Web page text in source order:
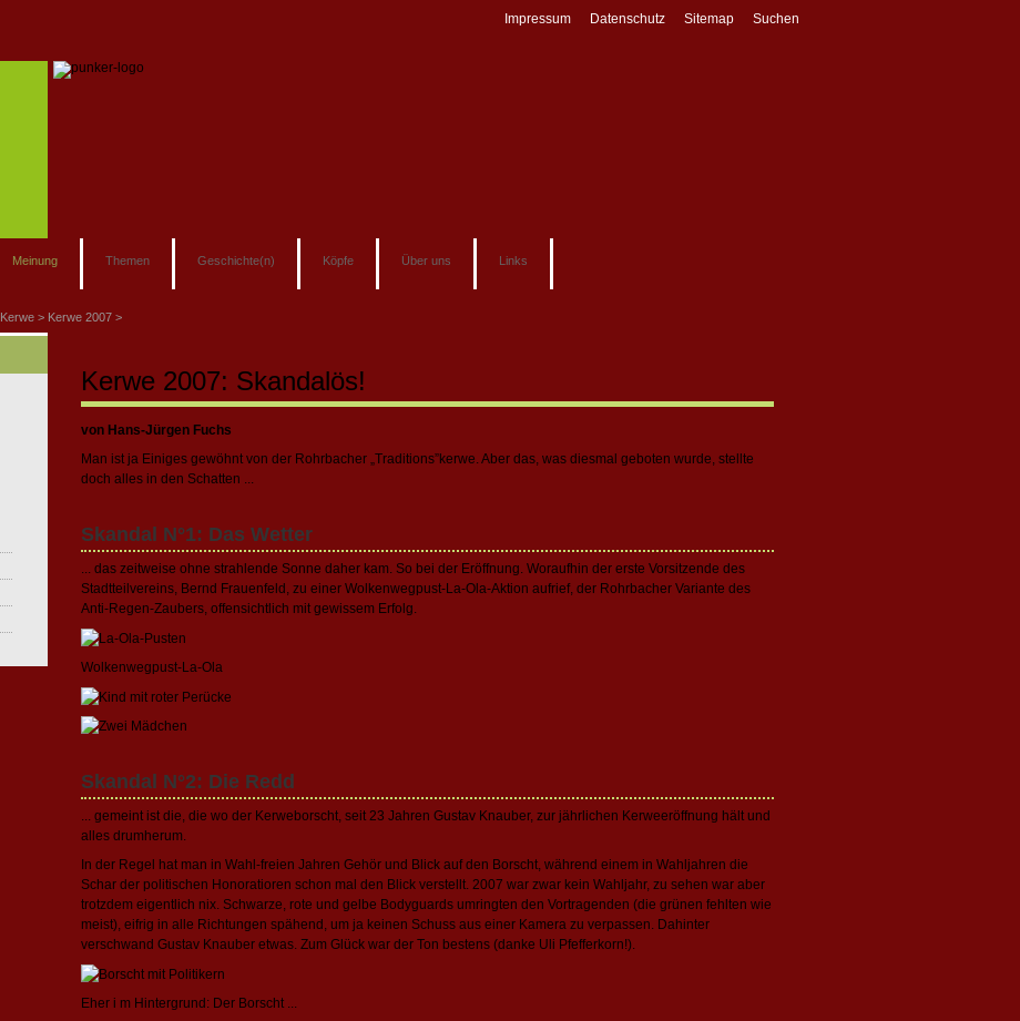
Meinung Themen Geschichte(n) Köpfe Über uns Links
Kerwe Kerwe 2007
Impressum Datenschutz Sitemap Suchen
Kerwe 2007: Skandalös!
von Hans-Jürgen Fuchs
Man ist ja Einiges gewöhnt von der Rohrbacher „Traditions”kerwe. Aber das, was diesmal geboten wurde, stellte
doch alles in den Schatten ...
Skandal N°1: Das Wetter
... das zeitweise ohne strahlende Sonne daher kam. So bei der Eröffnung. Woraufhin der erste Vorsitzende des
Stadtteilvereins, Bernd Frauenfeld, zu einer Wolkenwegpust-La-Ola-Aktion aufrief, der Rohrbacher Variante des
Anti-Regen-Zaubers, offensichtlich mit gewissem Erfolg.
Wolkenwegpust-La-Ola
Skandal N°2: Die Redd
... gemeint ist die, die wo der Kerweborscht, seit 23 Jahren Gustav Knauber, zur jährlichen Kerweeröffnung hält und
alles drumherum.
In der Regel hat man in Wahl-freien Jahren Gehör und Blick auf den Borscht, während einem in Wahljahren die
Schar der politischen Honoratioren schon mal den Blick verstellt. 2007 war zwar kein Wahljahr, zu sehen war aber
trotzdem eigentlich nix. Schwarze, rote und gelbe Bodyguards umringten den Vortragenden (die grünen fehlten wie
meist), eifrig in alle Richtungen spähend, um ja keinen Schuss aus einer Kamera zu verpassen. Dahinter
verschwand Gustav Knauber etwas. Zum Glück war der Ton bestens (danke Uli Pfefferkorn!).
Eher i m Hintergrund: Der Borscht ...